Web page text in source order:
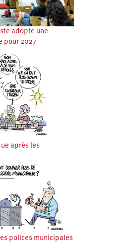
adopte une
pour 2027
après les
polices municipales